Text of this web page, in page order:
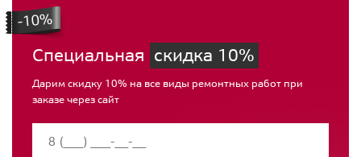
Специальная скидка 10%
Дарим скидку 10% на все виды ремонтных работ при
заказе через сайт